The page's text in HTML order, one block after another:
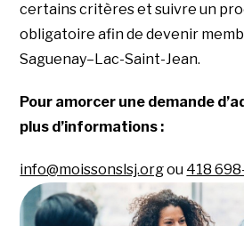
certains critères et suivre un
obligatoire afin de devenir
Saguenay–Lac-Saint-Jean.
Pour amorcer une demande
plus d’informations :
info@moissonslsj.orgou 418